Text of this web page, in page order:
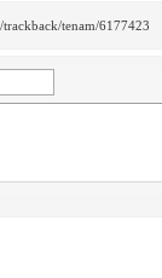
tenam/6177423